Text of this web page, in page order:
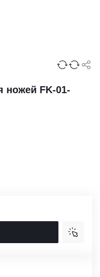
ножей FK-01-